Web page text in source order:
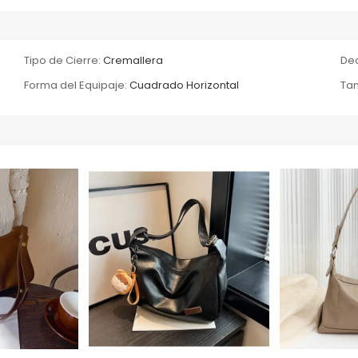
Tipo de Cierre: Cremallera
Forma del Equipaje: Cuadrado Horizontal